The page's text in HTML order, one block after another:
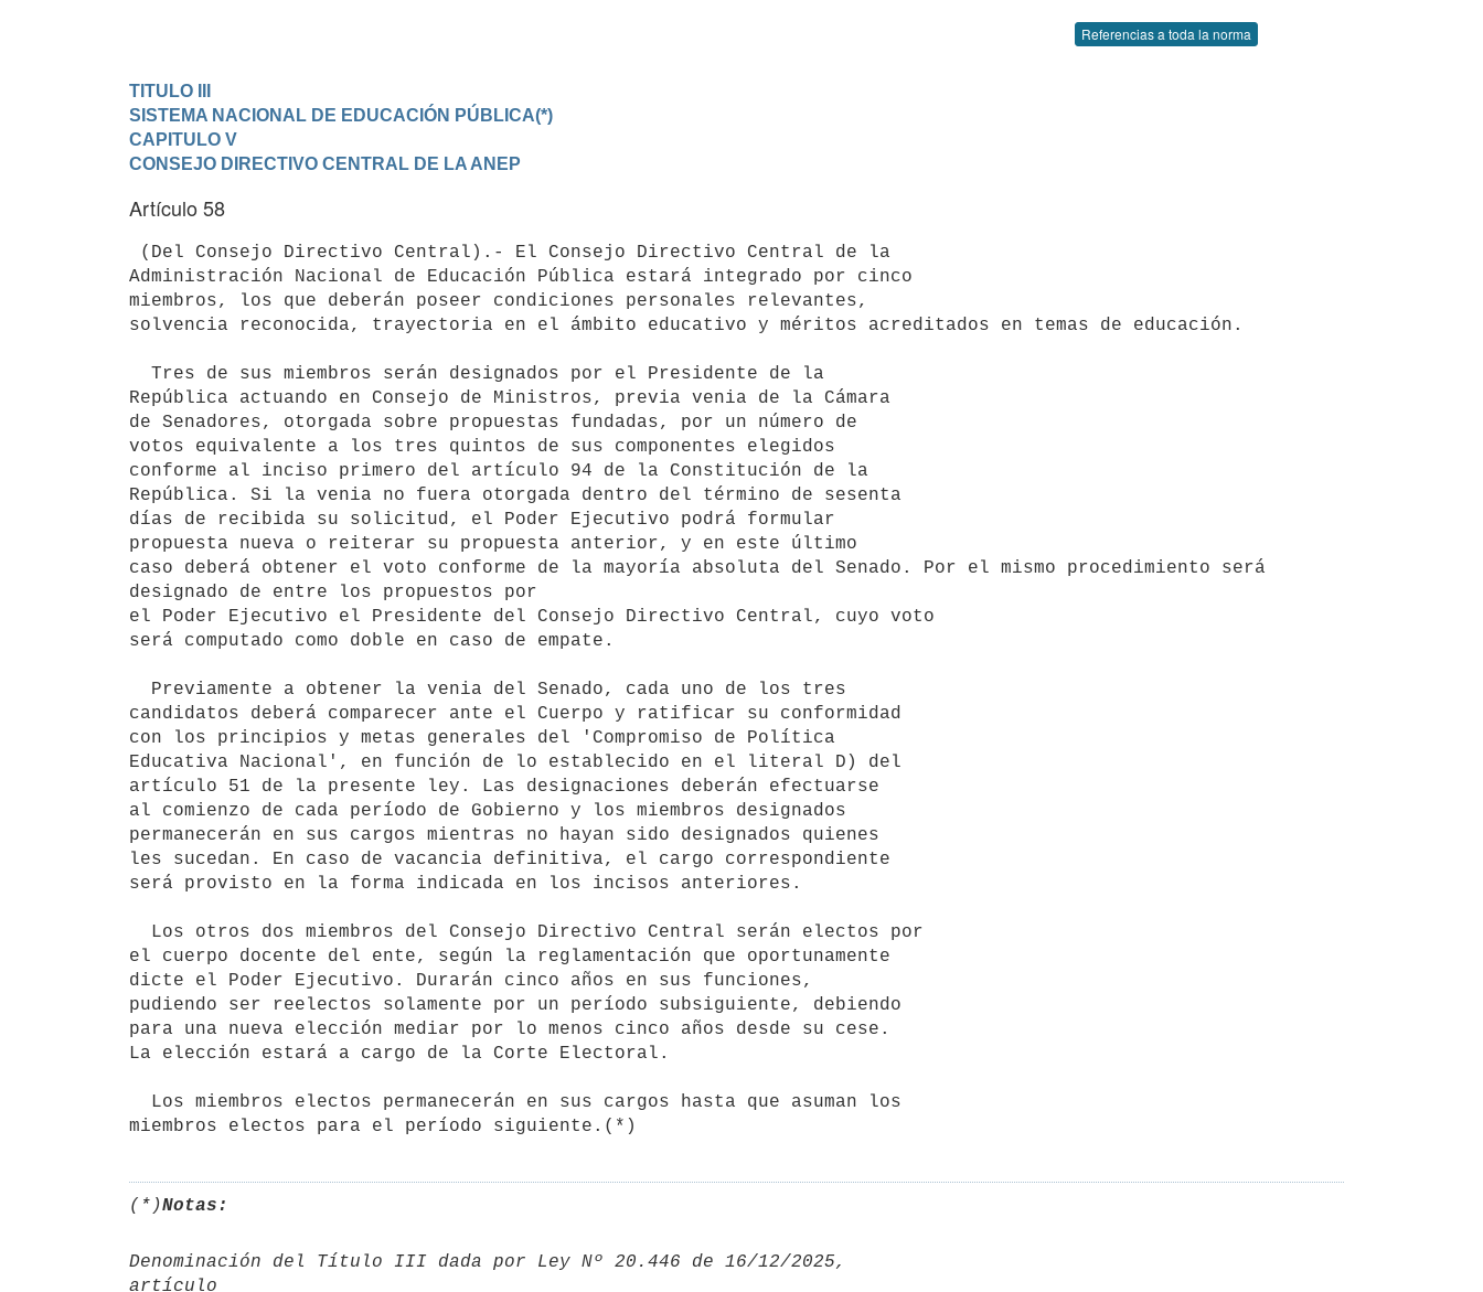
Referencias a toda la norma
TITULO III
SISTEMA NACIONAL DE EDUCACIÓN PÚBLICA(*)
CAPITULO V
CONSEJO DIRECTIVO CENTRAL DE LA ANEP
Artículo 58
Administración Nacional de Educación Pública estará integrado por cinco
miembros, los que deberán poseer condiciones personales relevantes,
solvencia reconocida, trayectoria en el ámbito educativo y méritos acreditados en temas de educación.
República actuando en Consejo de Ministros, previa venia de la Cámara
de Senadores, otorgada sobre propuestas fundadas, por un número de
votos equivalente a los tres quintos de sus componentes elegidos
conforme al inciso primero del artículo 94 de la Constitución de la
República. Si la venia no fuera otorgada dentro del término de sesenta
días de recibida su solicitud, el Poder Ejecutivo podrá formular
propuesta nueva o reiterar su propuesta anterior, y en este último
caso deberá obtener el voto conforme de la mayoría absoluta del Senado. Por el mismo procedimiento será
designado de entre los propuestos por
el Poder Ejecutivo el Presidente del Consejo Directivo Central, cuyo voto
será computado como doble en caso de empate.
candidatos deberá comparecer ante el Cuerpo y ratificar su conformidad
con los principios y metas generales del 'Compromiso de Política
Educativa Nacional', en función de lo establecido en el literal D) del
artículo 51 de la presente ley. Las designaciones deberán efectuarse
al comienzo de cada período de Gobierno y los miembros designados
permanecerán en sus cargos mientras no hayan sido designados quienes
les sucedan. En caso de vacancia definitiva, el cargo correspondiente
será provisto en la forma indicada en los incisos anteriores.
el cuerpo docente del ente, según la reglamentación que oportunamente
dicte el Poder Ejecutivo. Durarán cinco años en sus funciones,
pudiendo ser reelectos solamente por un período subsiguiente, debiendo
para una nueva elección mediar por lo menos cinco años desde su cese.
La elección estará a cargo de la Corte Electoral.
miembros electos para el período siguiente.(*)
(*)Notas:
Denominación del Título III dada por Ley Nº 20.446 de 16/12/2025,
artículo